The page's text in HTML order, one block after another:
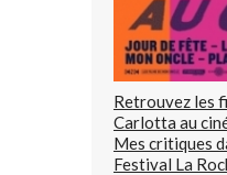
Retrouvez les
Carlotta au
Mes critiques
Festival La